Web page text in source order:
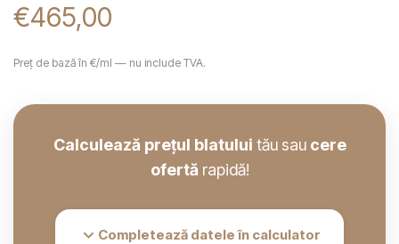
€465,00
Preț de bază în €/ml — nu include TVA.
Calculează prețul blatului tău sau cere
ofertă rapidă!
Completează datele în calculator